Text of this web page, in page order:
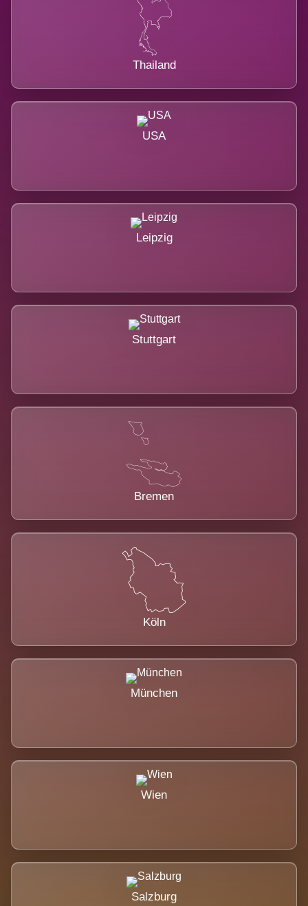
Thailand
USA
Leipzig
Stuttgart
Bremen
Köln
München
Wien
Salzburg